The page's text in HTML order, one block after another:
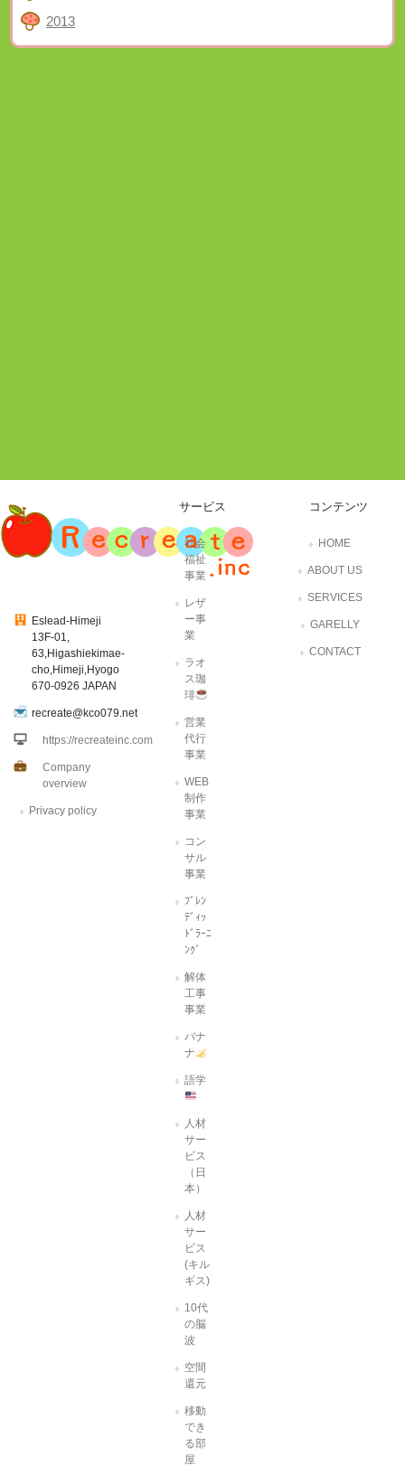
2013
Eslead-Himeji
13F-01,
63,Higashiekimae-
cho,Himeji,Hyogo
670-0926 JAPAN
recreate@kco079.net
https://recreateinc.com
Company
overview
Privacy policy
サービス
社会
福祉
事業
レザ
ー事
業
ラオ
ス珈
琲
営業
代行
事業
WEB
制作
事業
コン
サル
事業
ﾌﾞﾚﾝ
ﾃﾞｨｯ
ﾄﾞﾗｰﾆ
ﾝｸﾞ
解体
工事
事業
バナ
ナ
語学
人材
サー
ビス
（日
本）
人材
サー
ビス
(キル
ギス)
10代
の脳
波
空間
還元
移動
でき
る部
屋
コンテンツ
HOME
ABOUT US
SERVICES
GARELLY
CONTACT